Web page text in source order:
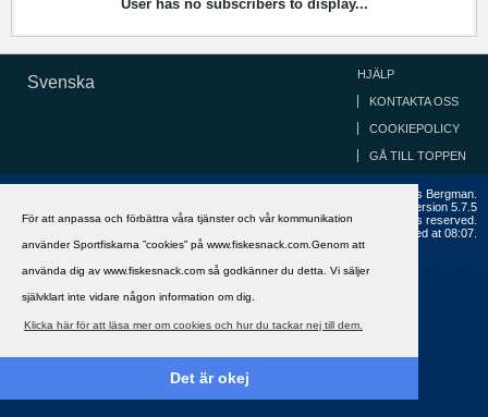
För att anpassa och förbättra våra tjänster och vår kommunikation
använder Sportfiskarna ”cookies” på www.fiskesnack.com.Genom att
använda dig av www.fiskesnack.com så godkänner du detta. Vi säljer
självklart inte vidare någon information om dig.
Klicka här för att läsa mer om cookies och hur du tackar nej till dem.
Det är okej
User has no subscribers to display...
Svenska HJÄLP
KONTAKTA OSS
COOKIEPOLICY
GÅ TILL TOPPEN
Copyright ©2002 - 2021, FiskeSnack.com. Grundad 2002 av Anders Bergman.
Version 5.7.5
Copyright © 2026 MH Sub I, LLC dba vBulletin. All rights reserved.
All times are GMT+1. This page was generated at 08:07.